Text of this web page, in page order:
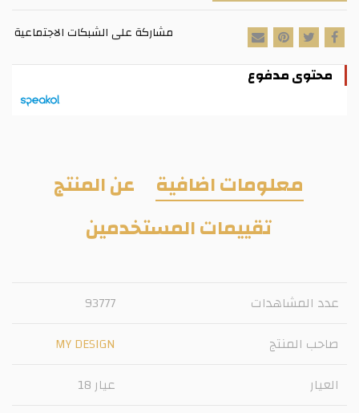
مشاركة على الشبكات الاجتماعية
محتوى مدفوع
معلومات اضافية
عن المنتج
تقييمات المستخدمين
عدد المشاهدات
93777
صاحب المنتج
MY DESIGN
العيار
عيار 18